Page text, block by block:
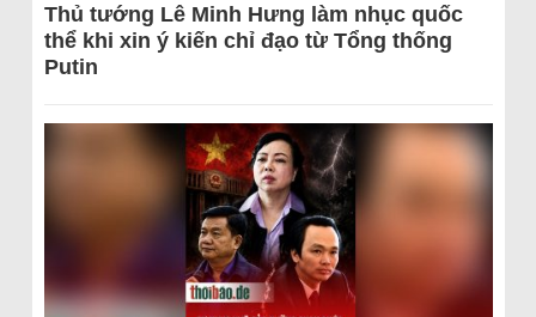
Thủ tướng Lê Minh Hưng làm nhục quốc
thể khi xin ý kiến chỉ đạo từ Tổng thống
Putin